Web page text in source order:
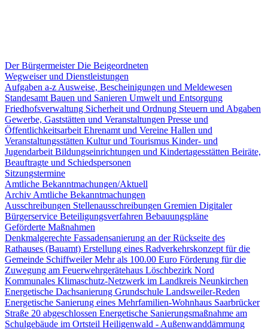
Der BürgermeisterDie Beigeordneten
Wegweiser und Dienstleistungen
Aufgaben a-z Ausweise, Bescheinigungen und Meldewesen
Standesamt Bauen und Sanieren Umwelt und Entsorgung
Friedhofsverwaltung Sicherheit und Ordnung Steuern und Abgaben
Gewerbe, Gaststätten und Veranstaltungen Presse und
Öffentlichkeitsarbeit Ehrenamt und Vereine Hallen und
Veranstaltungsstätten Kultur und Tourismus Kinder- und
Jugendarbeit Bildungseinrichtungen und Kindertagesstätten Beiräte,
Beauftragte und Schiedspersonen
Sitzungstermine
Amtliche Bekanntmachungen/Aktuell
Archiv Amtliche Bekanntmachungen
Ausschreibungen Stellenausschreibungen Gremien Digitaler
Bürgerservice Beteiligungsverfahren Bebauungspläne
Geförderte Maßnahmen
Denkmalgerechte Fassadensanierung an der Rückseite des
Rathauses (Bauamt) Erstellung eines Radverkehrskonzept für die
Gemeinde SchiffweilerMehr als 100.00 Euro Förderung für die
Zuwegung am Feuerwehrgerätehaus Löschbezirk Nord
Kommunales Klimaschutz-Netzwerk im Landkreis Neunkirchen
Energetische Dachsanierung Grundschule Landsweiler-Reden
Energetische Sanierung eines Mehrfamilien-Wohnhaus Saarbrücker
Straße 20 abgeschlossen Energetische Sanierungsmaßnahme am
Schulgebäude im Ortsteil Heiligenwald - Außenwanddämmung